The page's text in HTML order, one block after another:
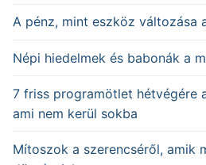
A pénz, mint eszköz változása
Népi hiedelmek és babonák a
7 friss programötlet hétvégére
ami nem kerül sokba
Mítoszok a szerencséről, amik